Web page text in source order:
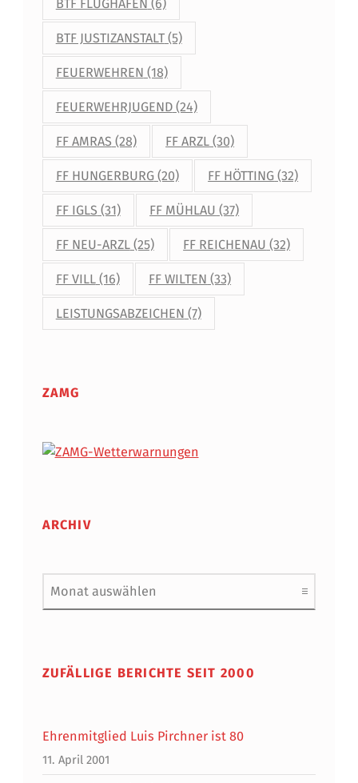
BTF FLUGHAFEN (6)
BTF JUSTIZANSTALT(5)
FEUERWEHREN (18)
FEUERWEHRJUGEND(24)
FF AMRAS (28) FF ARZL (30)
FF HUNGERBURG(20) FF HÖTTING (32)
FF IGLS (31) FF MÜHLAU (37)
FF NEU-ARZL(25) FF REICHENAU (32)
FF VILL(16) FF WILTEN (33)
LEISTUNGSABZEICHEN (7)
ZAMG
ARCHIV
Archiv
ZUFÄLLIGE BERICHTE SEIT 2000
Ehrenmitglied Luis Pirchner ist 80
11. April 2001